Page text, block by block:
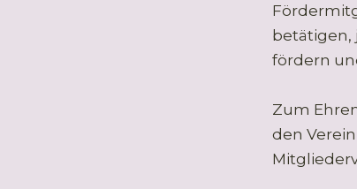
betätigen,
fördern
Zum
den